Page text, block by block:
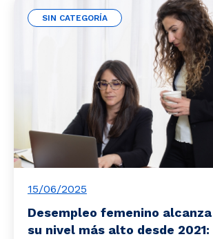
SIN CATEGORÍA
15/06/2025
Desempleo femenino alcanza
su nivel más alto desde 2021: